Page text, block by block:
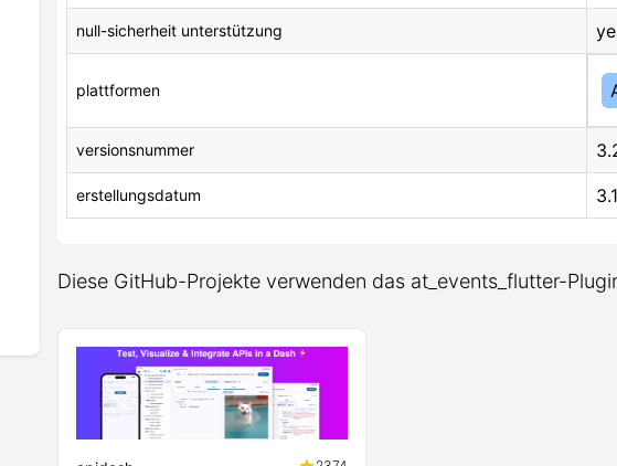
null-sicherheit unterstützung
plattformen
versionsnummer
erstellungsdatum
Diese GitHub-Projekte verwenden das at_events_flutter-